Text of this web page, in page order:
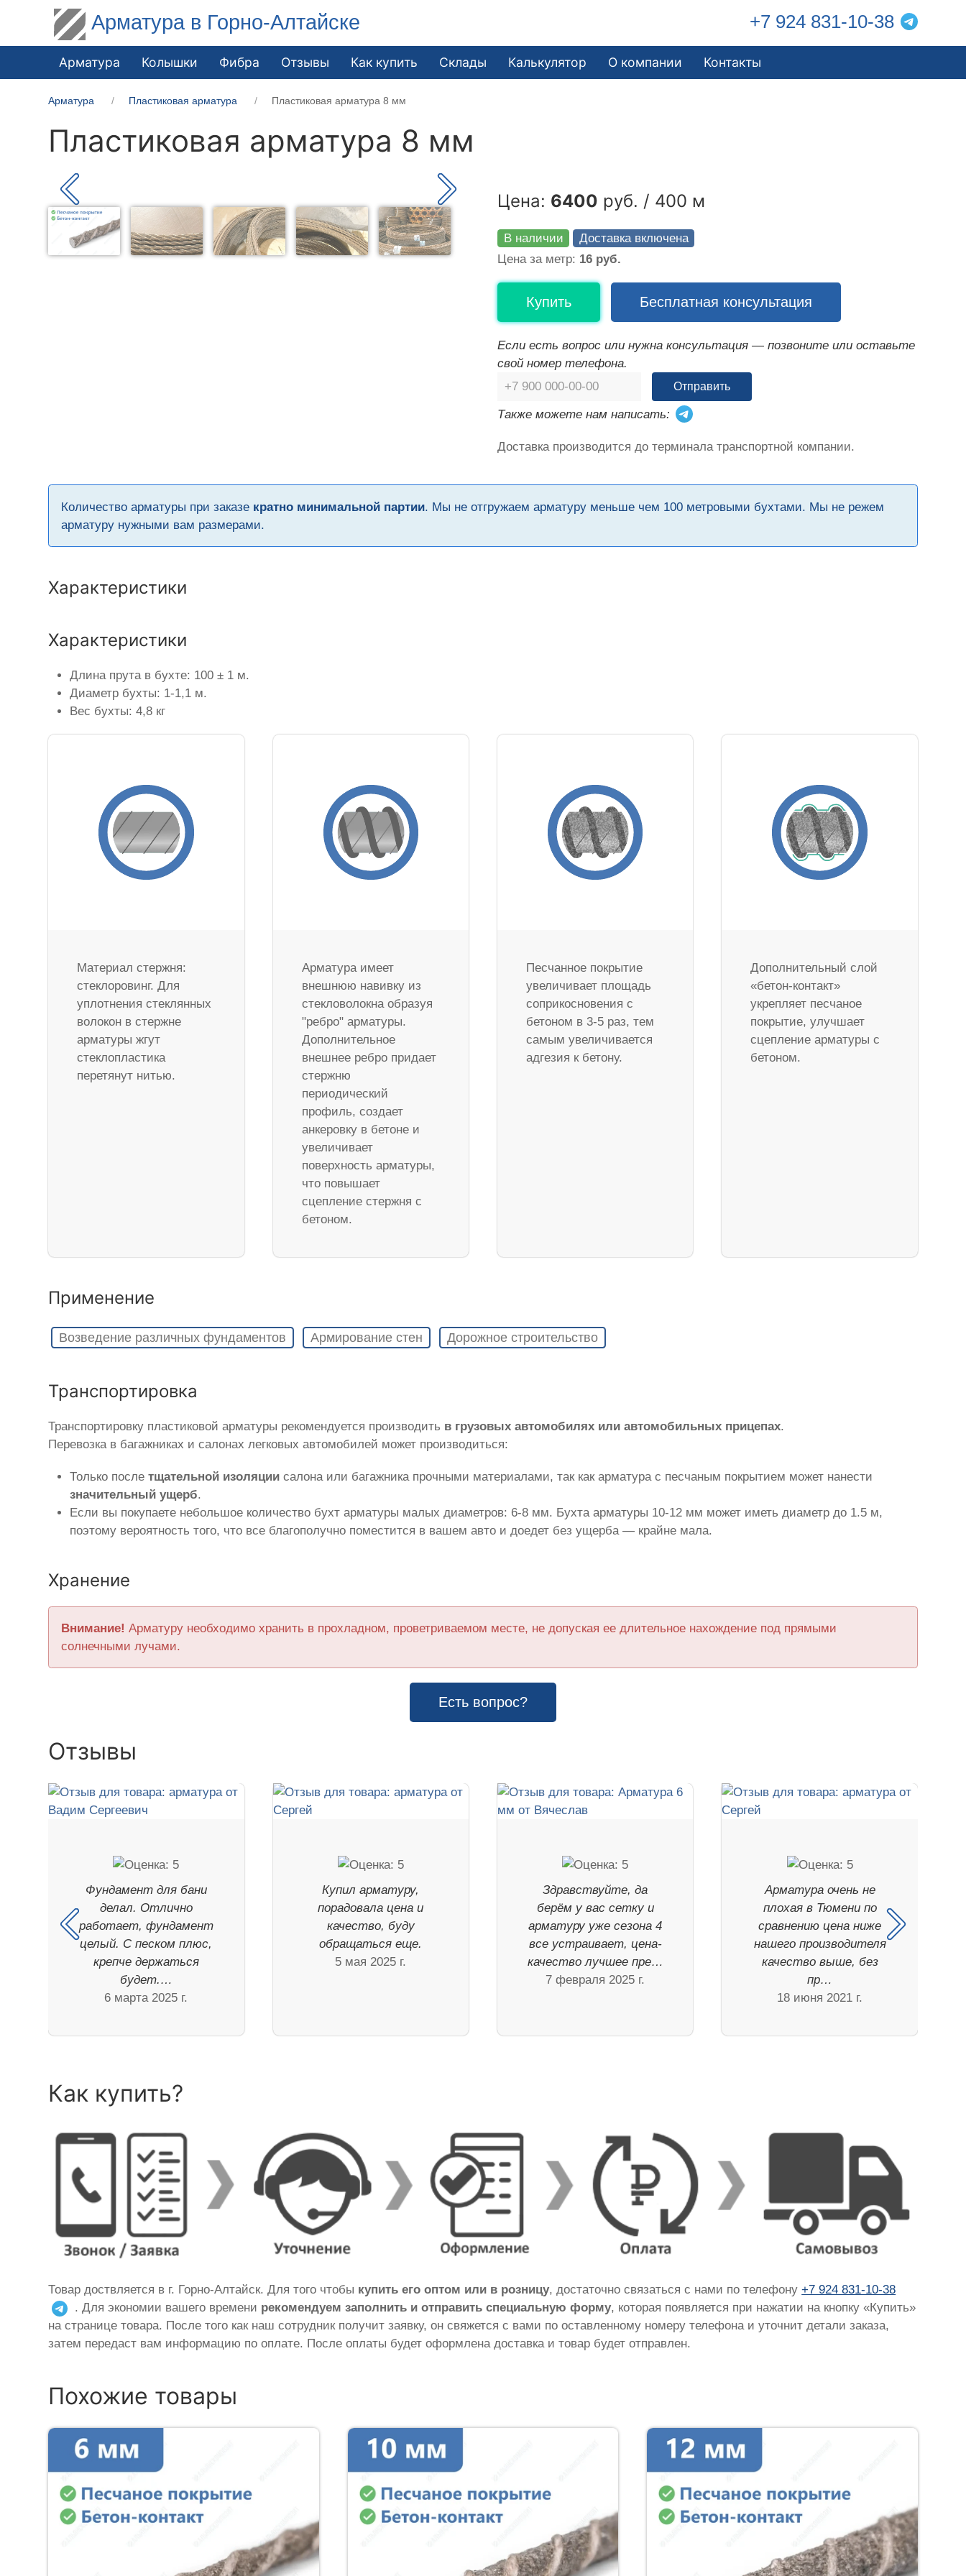
Арматура в Горно-Алтайске +7 924 831-10-38
Арматура Колышки Фибра Отзывы Как купить Склады Калькулятор О компании Контакты
Арматура Пластиковая арматура Пластиковая арматура 8 мм
Пластиковая арматура 8 мм
Цена: 6400 руб. / 400 м
В наличии
Доставка включена
Цена за метр: 16 руб.
Купить Бесплатная консультация
Если есть вопрос или нужна консультация — позвоните или оставьте
свой номер телефона.
Отправить
Также можете нам написать:
Доставка производится до терминала транспортной компании.
Количество арматуры при заказе кратно минимальной партии. Мы не отгружаем арматуру меньше чем 100 метровыми бухтами. Мы не режем
арматуру нужными вам размерами.
Характеристики
Характеристики
Длина прута в бухте: 100 ± 1 м.
Диаметр бухты: 1-1,1 м.
Вес бухты: 4,8 кг
Материал стержня:
стеклоровинг. Для
уплотнения стеклянных
волокон в стержне
арматуры жгут
стеклопластика
перетянут нитью.
Арматура имеет
внешнюю навивку из
стекловолокна образуя
"ребро" арматуры.
Дополнительное
внешнее ребро придает
стержню
периодический
профиль, создает
анкеровку в бетоне и
увеличивает
поверхность арматуры,
что повышает
сцепление стержня с
бетоном.
Песчанное покрытие
увеличивает площадь
соприкосновения с
бетоном в 3-5 раз, тем
самым увеличивается
адгезия к бетону.
Дополнительный слой
«бетон-контакт»
укрепляет песчаное
покрытие, улучшает
сцепление арматуры с
бетоном.
Применение
Возведение различных фундаментов Армирование стен Дорожное строительство
Транспортировка
Транспортировку пластиковой арматуры рекомендуется производить в грузовых автомобилях или автомобильных прицепах.
Перевозка в багажниках и салонах легковых автомобилей может производиться:
Только послетщательной изоляции салона или багажника прочными материалами, так как арматура с песчаным покрытием может нанести
значительный ущерб.
Если вы покупаете небольшое количество бухт арматуры малых диаметров: 6-8 мм. Бухта арматуры 10-12 мм может иметь диаметр до 1.5 м,
поэтому вероятность того, что все благополучно поместится в вашем авто и доедет без ущерба — крайне мала.
Хранение
Внимание! Арматуру необходимо хранить в прохладном, проветриваемом месте, не допуская ее длительное нахождение под прямыми
солнечными лучами.
Есть вопрос?
Отзывы
Фундамент для бани
делал. Отлично
работает, фундамент
целый. С песком плюс,
крепче держаться
будет.…
6 марта 2025 г.
Купил арматуру,
порадовала цена и
качество, буду
обращаться еще.
5 мая 2025 г.
Здравствуйте, да
берём у вас сетку и
арматуру уже сезона 4
все устраивает, цена-
качество лучшее пре…
7 февраля 2025 г.
Арматура очень не
плохая в Тюмени по
сравнению цена ниже
нашего производителя
качество выше, без
пр…
18 июня 2021 г.
Как купить?
Товар доствляется в г. Горно-Алтайск. Для того чтобы купить его оптом или в розницу, достаточно связаться с нами по телефону+7 924 831-10-38
. Для экономии вашего времени рекомендуем заполнить и отправить специальную форму, которая появляется при нажатии на кнопку «Купить»
на странице товара. После того как наш сотрудник получит заявку, он свяжется с вами по оставленному номеру телефона и уточнит детали заказа,
затем передаст вам информацию по оплате. После оплаты будет оформлена доставка и товар будет отправлен.
Похожие товары